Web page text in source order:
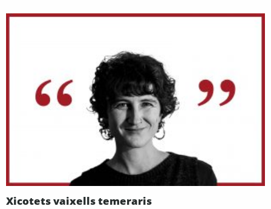
Xicotets vaixells temeraris